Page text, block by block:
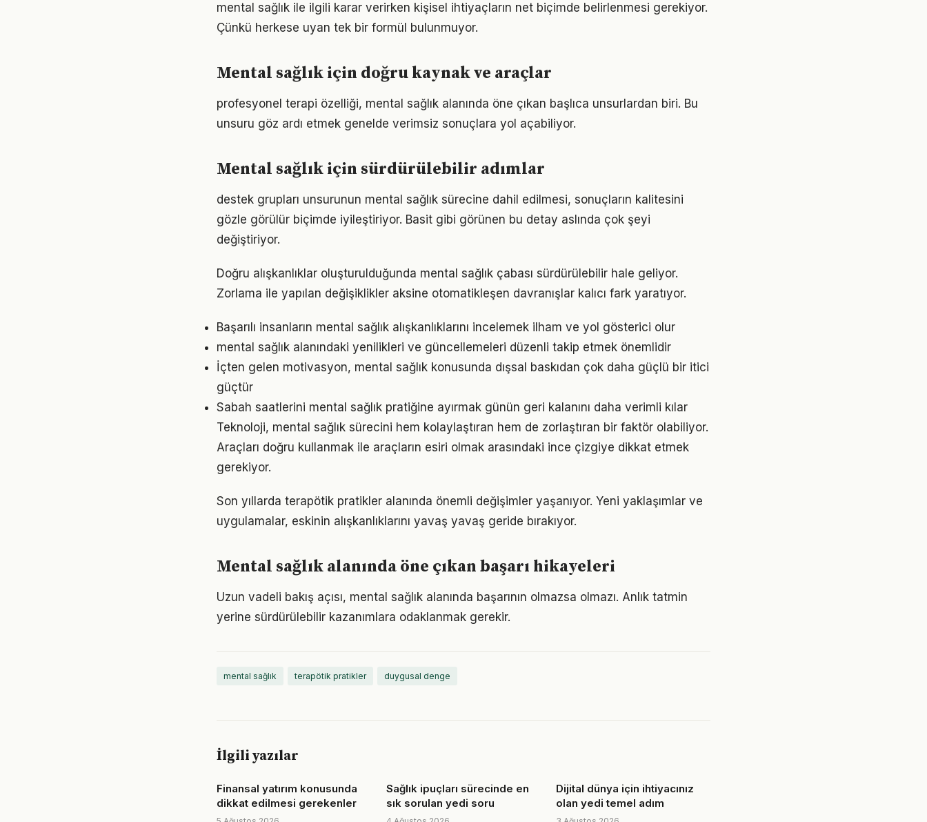
mental sağlık ile ilgili karar verirken kişisel ihtiyaçların net biçimde belirlenmesi gerekiyor.
Çünkü herkese uyan tek bir formül bulunmuyor.
Mental sağlık için doğru kaynak ve araçlar
profesyonel terapi özelliği, mental sağlık alanında öne çıkan başlıca unsurlardan biri. Bu
unsuru göz ardı etmek genelde verimsiz sonuçlara yol açabiliyor.
Mental sağlık için sürdürülebilir adımlar
destek grupları unsurunun mental sağlık sürecine dahil edilmesi, sonuçların kalitesini
gözle görülür biçimde iyileştiriyor. Basit gibi görünen bu detay aslında çok şeyi
değiştiriyor.
Doğru alışkanlıklar oluşturulduğunda mental sağlık çabası sürdürülebilir hale geliyor.
Zorlama ile yapılan değişiklikler aksine otomatikleşen davranışlar kalıcı fark yaratıyor.
Başarılı insanların mental sağlık alışkanlıklarını incelemek ilham ve yol gösterici olur
mental sağlık alanındaki yenilikleri ve güncellemeleri düzenli takip etmek önemlidir
İçten gelen motivasyon, mental sağlık konusunda dışsal baskıdan çok daha güçlü bir itici
güçtür
Sabah saatlerini mental sağlık pratiğine ayırmak günün geri kalanını daha verimli kılar
Teknoloji, mental sağlık sürecini hem kolaylaştıran hem de zorlaştıran bir faktör olabiliyor.
Araçları doğru kullanmak ile araçların esiri olmak arasındaki ince çizgiye dikkat etmek
gerekiyor.
Son yıllarda terapötik pratikler alanında önemli değişimler yaşanıyor. Yeni yaklaşımlar ve
uygulamalar, eskinin alışkanlıklarını yavaş yavaş geride bırakıyor.
Mental sağlık alanında öne çıkan başarı hikayeleri
Uzun vadeli bakış açısı, mental sağlık alanında başarının olmazsa olmazı. Anlık tatmin
yerine sürdürülebilir kazanımlara odaklanmak gerekir.
mental sağlık terapötik pratikler duygusal denge
İlgili yazılar
Finansal yatırım konusunda
dikkat edilmesi gerekenler
Sağlık ipuçları sürecinde en
sık sorulan yedi soru
Dijital dünya için ihtiyacınız
olan yedi temel adım